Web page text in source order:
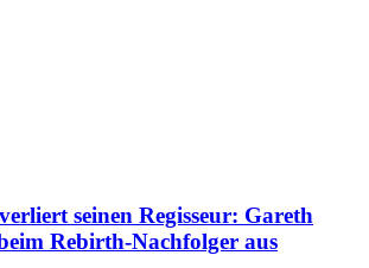
seinen Regisseur: Gareth
Rebirth-Nachfolger aus